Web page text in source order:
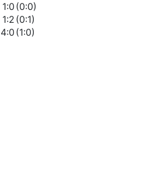
1:0 (0:0)
1:2 (0:1)
4:0 (1:0)